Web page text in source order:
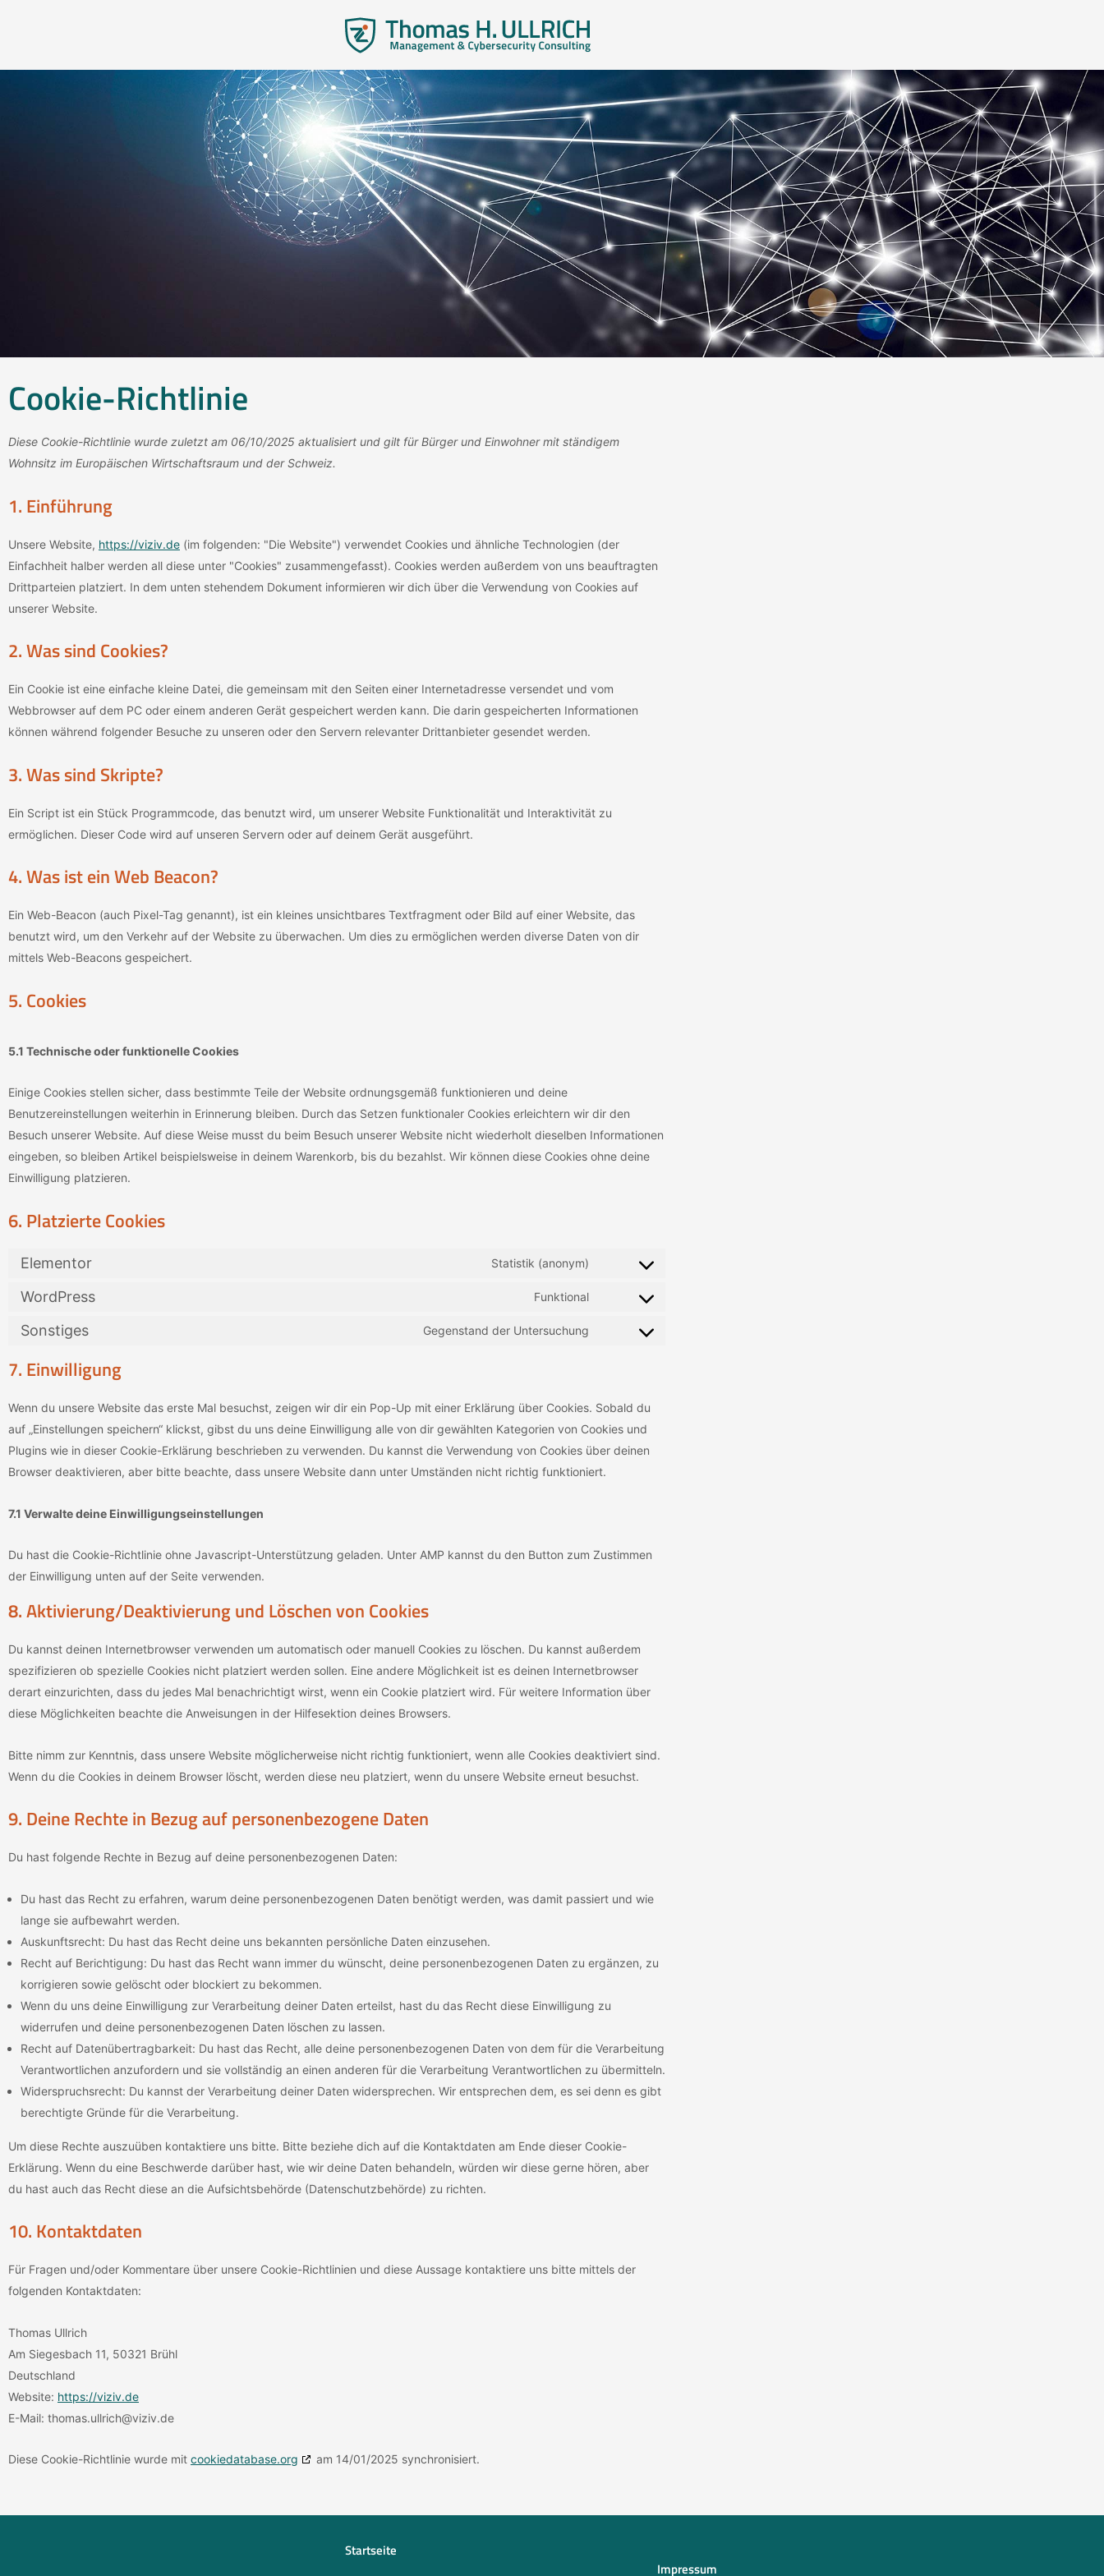
Cookie-Richtlinie
Diese Cookie-Richtlinie wurde zuletzt am 06/10/2025 aktualisiert und gilt für Bürger und Einwohner mit ständigem
Wohnsitz im Europäischen Wirtschaftsraum und der Schweiz.
1. Einführung
Unsere Website, https://viziv.de (im folgenden: "Die Website") verwendet Cookies und ähnliche Technologien (der
Einfachheit halber werden all diese unter "Cookies" zusammengefasst). Cookies werden außerdem von uns beauftragten
Drittparteien platziert. In dem unten stehendem Dokument informieren wir dich über die Verwendung von Cookies auf
unserer Website.
2. Was sind Cookies?
Ein Cookie ist eine einfache kleine Datei, die gemeinsam mit den Seiten einer Internetadresse versendet und vom
Webbrowser auf dem PC oder einem anderen Gerät gespeichert werden kann. Die darin gespeicherten Informationen
können während folgender Besuche zu unseren oder den Servern relevanter Drittanbieter gesendet werden.
3. Was sind Skripte?
Ein Script ist ein Stück Programmcode, das benutzt wird, um unserer Website Funktionalität und Interaktivität zu
ermöglichen. Dieser Code wird auf unseren Servern oder auf deinem Gerät ausgeführt.
4. Was ist ein Web Beacon?
Ein Web-Beacon (auch Pixel-Tag genannt), ist ein kleines unsichtbares Textfragment oder Bild auf einer Website, das
benutzt wird, um den Verkehr auf der Website zu überwachen. Um dies zu ermöglichen werden diverse Daten von dir
mittels Web-Beacons gespeichert.
5. Cookies
5.1 Technische oder funktionelle Cookies
Einige Cookies stellen sicher, dass bestimmte Teile der Website ordnungsgemäß funktionieren und deine
Benutzereinstellungen weiterhin in Erinnerung bleiben. Durch das Setzen funktionaler Cookies erleichtern wir dir den
Besuch unserer Website. Auf diese Weise musst du beim Besuch unserer Website nicht wiederholt dieselben Informationen
eingeben, so bleiben Artikel beispielsweise in deinem Warenkorb, bis du bezahlst. Wir können diese Cookies ohne deine
Einwilligung platzieren.
6. Platzierte Cookies
Elementor Statistik (anonym)
WordPress Funktional
Sonstiges Gegenstand der Untersuchung
7. Einwilligung
Wenn du unsere Website das erste Mal besuchst, zeigen wir dir ein Pop-Up mit einer Erklärung über Cookies. Sobald du
auf „Einstellungen speichern“ klickst, gibst du uns deine Einwilligung alle von dir gewählten Kategorien von Cookies und
Plugins wie in dieser Cookie-Erklärung beschrieben zu verwenden. Du kannst die Verwendung von Cookies über deinen
Browser deaktivieren, aber bitte beachte, dass unsere Website dann unter Umständen nicht richtig funktioniert.
7.1 Verwalte deine Einwilligungseinstellungen
Du hast die Cookie-Richtlinie ohne Javascript-Unterstützung geladen. Unter AMP kannst du den Button zum Zustimmen
der Einwilligung unten auf der Seite verwenden.
8. Aktivierung/Deaktivierung und Löschen von Cookies
Du kannst deinen Internetbrowser verwenden um automatisch oder manuell Cookies zu löschen. Du kannst außerdem
spezifizieren ob spezielle Cookies nicht platziert werden sollen. Eine andere Möglichkeit ist es deinen Internetbrowser
derart einzurichten, dass du jedes Mal benachrichtigt wirst, wenn ein Cookie platziert wird. Für weitere Information über
diese Möglichkeiten beachte die Anweisungen in der Hilfesektion deines Browsers.
Bitte nimm zur Kenntnis, dass unsere Website möglicherweise nicht richtig funktioniert, wenn alle Cookies deaktiviert sind.
Wenn du die Cookies in deinem Browser löscht, werden diese neu platziert, wenn du unsere Website erneut besuchst.
9. Deine Rechte in Bezug auf personenbezogene Daten
Du hast folgende Rechte in Bezug auf deine personenbezogenen Daten:
Du hast das Recht zu erfahren, warum deine personenbezogenen Daten benötigt werden, was damit passiert und wie
lange sie aufbewahrt werden.
Auskunftsrecht: Du hast das Recht deine uns bekannten persönliche Daten einzusehen.
Recht auf Berichtigung: Du hast das Recht wann immer du wünscht, deine personenbezogenen Daten zu ergänzen, zu
korrigieren sowie gelöscht oder blockiert zu bekommen.
Wenn du uns deine Einwilligung zur Verarbeitung deiner Daten erteilst, hast du das Recht diese Einwilligung zu
widerrufen und deine personenbezogenen Daten löschen zu lassen.
Recht auf Datenübertragbarkeit: Du hast das Recht, alle deine personenbezogenen Daten von dem für die Verarbeitung
Verantwortlichen anzufordern und sie vollständig an einen anderen für die Verarbeitung Verantwortlichen zu übermitteln.
Widerspruchsrecht: Du kannst der Verarbeitung deiner Daten widersprechen. Wir entsprechen dem, es sei denn es gibt
berechtigte Gründe für die Verarbeitung.
Um diese Rechte auszuüben kontaktiere uns bitte. Bitte beziehe dich auf die Kontaktdaten am Ende dieser Cookie-
Erklärung. Wenn du eine Beschwerde darüber hast, wie wir deine Daten behandeln, würden wir diese gerne hören, aber
du hast auch das Recht diese an die Aufsichtsbehörde (Datenschutzbehörde) zu richten.
10. Kontaktdaten
Für Fragen und/oder Kommentare über unsere Cookie-Richtlinien und diese Aussage kontaktiere uns bitte mittels der
folgenden Kontaktdaten:
Thomas Ullrich
Am Siegesbach 11, 50321 Brühl
Deutschland
Website: https://viziv.de
E-Mail: thomas.ullrich@viziv.de
Diese Cookie-Richtlinie wurde mit cookiedatabase.org am 14/01/2025 synchronisiert.
Startseite
Impressum